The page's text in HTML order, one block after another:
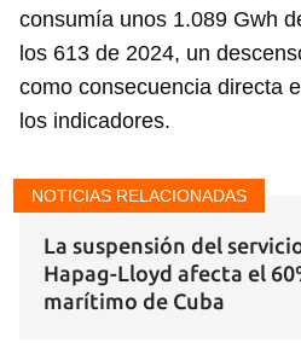
consumía unos 1.089 Gwh
los 613 de 2024, un
como consecuencia directa
los indicadores.
NOTICIAS RELACIONADAS
La suspensión del
Hapag-Lloyd afecta el
marítimo de Cuba